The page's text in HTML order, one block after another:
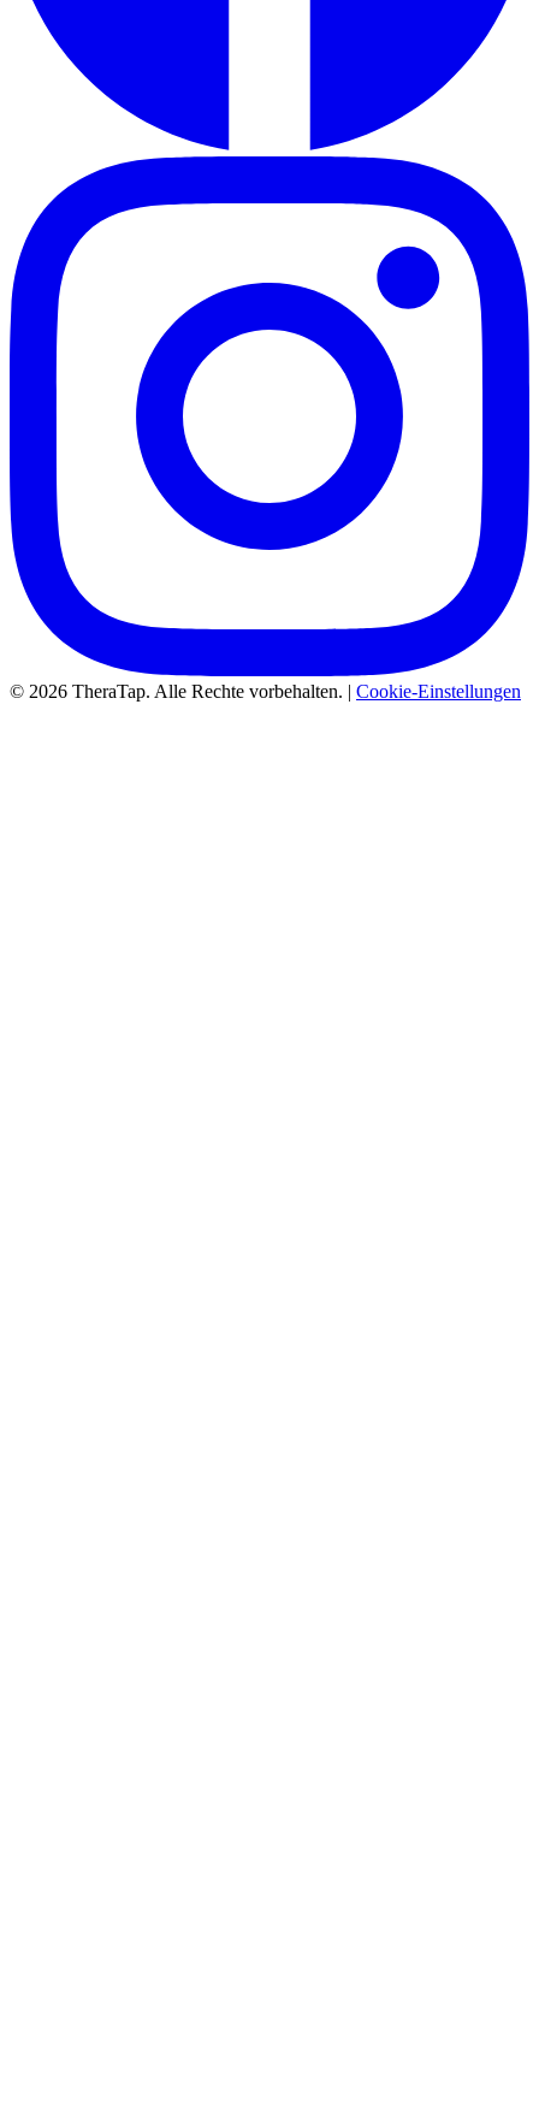
© 2026 TheraTap. Alle Rechte vorbehalten. | Cookie-Einstellungen